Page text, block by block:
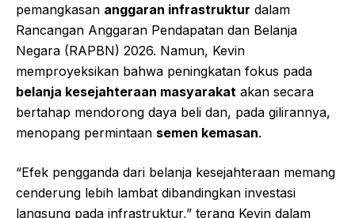
pemangkasan anggaran infrastruktur dalam
Rancangan Anggaran Pendapatan dan Belanja
Negara (RAPBN) 2026. Namun, Kevin
memproyeksikan bahwa peningkatan fokus pada
belanja kesejahteraan masyarakat akan secara
bertahap mendorong daya beli dan, pada gilirannya,
menopang permintaan semen kemasan.
“Efek pengganda dari belanja kesejahteraan memang
cenderung lebih lambat dibandingkan investasi
langsung pada infrastruktur,” terang Kevin dalam